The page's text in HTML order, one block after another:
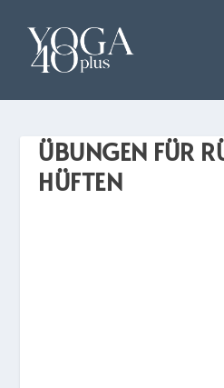
ÜBUNGEN FÜR
HÜFTEN